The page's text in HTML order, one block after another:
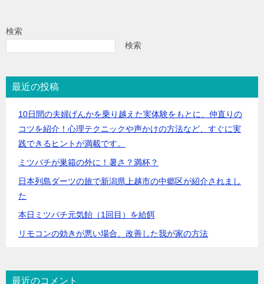
検索
検索
最近の投稿
10日間の夫婦げんかを乗り越えた実体験をもとに、仲直りの
コツを紹介！心理テクニックや声かけの方法など、すぐに実
践できるヒントが満載です。
ミツバチが巣箱の外に！暑さ？満杯？
日本列島ダーツの旅で新潟県上越市の中郷区が紹介されまし
た
本日ミツバチ元気飴（1回目）を給餌
リモコンの効きが悪い場合、改善した我が家の方法
最近のコメント